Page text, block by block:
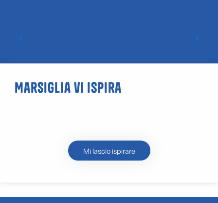
Marsiglia vi ispira
Mi lascio ispirare